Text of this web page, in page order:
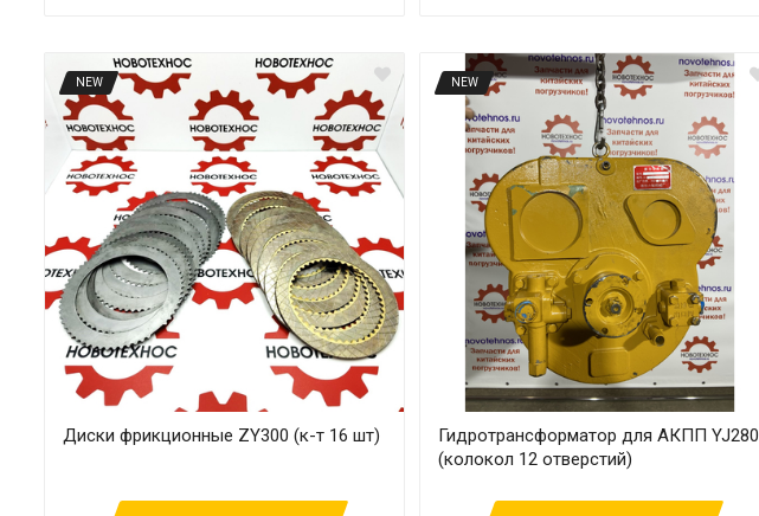
NEW
Диски фрикционные ZY300 (к-т 16 шт)
NEW
Гидротрансформатор для АКПП YJ280
(колокол 12 отверстий)